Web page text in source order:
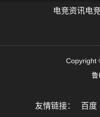
电竞资讯电
Copyright
友情链接： 百度